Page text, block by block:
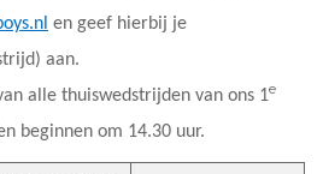
en geef hierbij je
aan.
alle thuiswedstrijden van ons 1e
beginnen om 14.30 uur.